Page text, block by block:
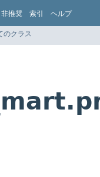
非推奨 索引 ヘルプ
のクラス